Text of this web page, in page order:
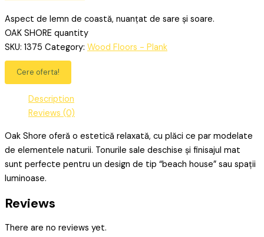
Aspect de lemn de coastă, nuanțat de sare și soare.
OAK SHORE quantity
SKU: 1375 Category: Wood Floors - Plank
Cere oferta!
Description
Reviews (0)
Oak Shore oferă o estetică relaxată, cu plăci ce par modelate
de elementele naturii. Tonurile sale deschise și finisajul mat
sunt perfecte pentru un design de tip “beach house” sau spații
luminoase.
Reviews
There are no reviews yet.